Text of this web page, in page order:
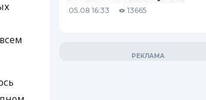
05.08 16:33 13665